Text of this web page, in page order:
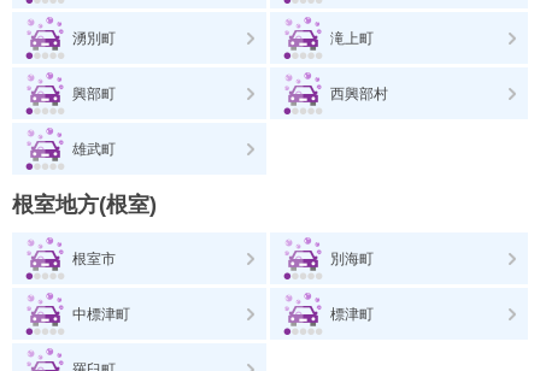
湧別町 滝上町
興部町 西興部村
雄武町
根室地方(根室)
根室市 別海町
中標津町 標津町